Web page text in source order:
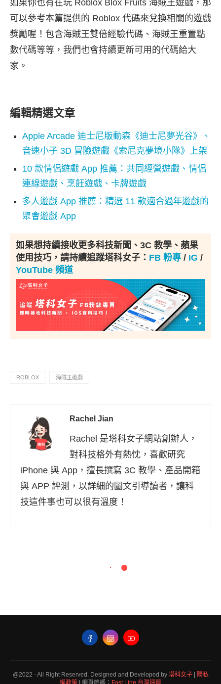
如果你也有在玩 Roblox Blox Fruits 海賊王遊戲，那
可以參考本篇提供的 Roblox 代碼來兌換相關的遊戲
獎勵喔！包含海賊王雙倍經驗代碼、海賊王重置點
數代碼等等，我們也會持續更新可用的代碼給大
家。
編輯精選文章
Apple Arcade 迪士尼版動森《迪士尼夢光谷》、
音速小子 3D 冒險遊戲《索尼克夢境小隊》上架
10 款情侶遊戲 App 推薦：共同經營遊戲、情侶
連線遊戲、烹飪遊戲、卡牌遊戲
多人遊戲 App 推薦：精選 11 款適合過年遊戲的
聚會遊戲 App
如果想持續接收更多科技新聞、3C 教學、蘋果
使用技巧，請持續追蹤塔科女子： FB 粉專 / IG /
YouTube 頻道
ROBLOX 海賊王遊戲
Rachel Jian
Rachel 是塔科女子網站創辦人，
對科技格外有熱忱，喜歡研究
iPhone 與 App，擅長撰寫 3C 教學、產品開箱
與 APP 評測，以詳細的圖文引導讀者，讓科
技這件事也可以很有溫度！
@2022 - All Right Reserved. Designed and Developed by 塔科女子| 隱私
權政策 | 網頁維護： Fast Line 台灣速連